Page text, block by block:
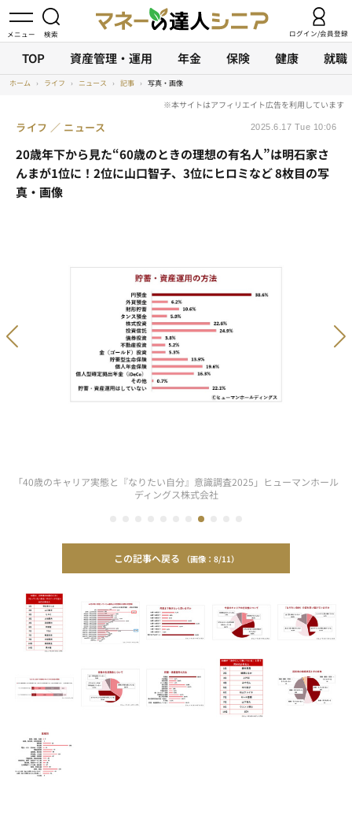
ログイン/会員登録
TOP 資産管理・運用 年金 保険 健康 就職
ホーム › ライフ › ニュース › 記事 › 写真・画像
20歳年下から見た“60歳のときの理想の有名人”は明石家さ
んまが1位に！2位に山口智子、3位にヒロミなど 8枚目の写
真・画像
ライフ ニュース 2025.6.17 Tue 10:06
「40歳のキャリア実態と『なりたい自分』意識調査2025」ヒューマンホール
ディングス株式会社
この記事へ戻る 8/11